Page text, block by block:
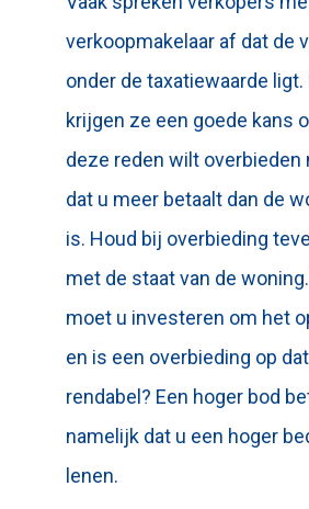
verkoopmakelaar af dat de
onder de taxatiewaarde
krijgen ze een goede kans
deze reden wilt overbieden
dat u meer betaalt dan de
is. Houd bij overbieding
met de staat van de
moet u investeren om het
en is een overbieding op
rendabel? Een hoger bod
namelijk dat u een hoger
lenen.